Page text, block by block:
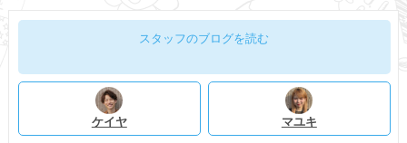
スタッフのブログを読む
ケイヤ マユキ